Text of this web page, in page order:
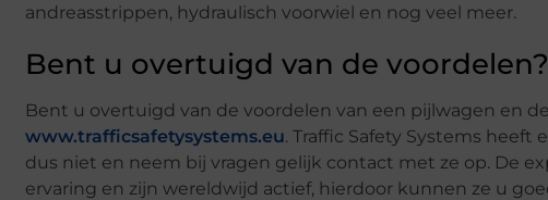
andreasstrippen, hydraulisch voorwiel en nog veel meer.
Bent u overtuigd van de voordelen?
Bent u overtuigd van de voordelen van een pijlwagen en
www.trafficsafetysystems.eu. Traffic Safety Systems heeft
dus niet en neem bij vragen gelijk contact met ze op. De
ervaring en zijn wereldwijd actief, hierdoor kunnen ze u